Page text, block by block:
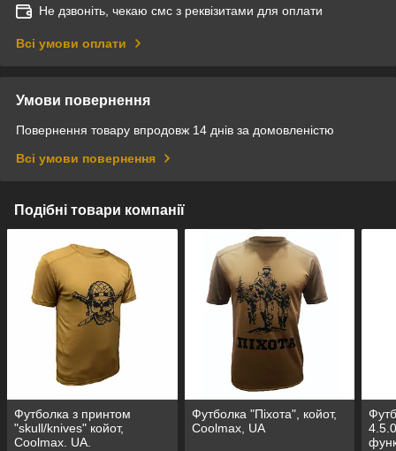
Не дзвоніть, чекаю смс з реквізитами для оплати
Всі умови оплати
Умови повернення
Повернення товару впродовж 14 днів за домовленістю
Всі умови повернення
Подібні товари компанії
Футболка з принтом
"skull/knives" койот,
Coolmax. UA.
Футболка "Піхота", койот,
Coolmax, UA